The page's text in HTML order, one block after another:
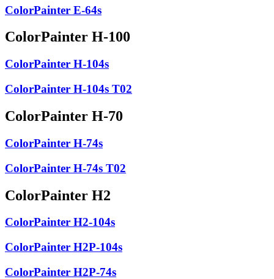
ColorPainter E-64s
ColorPainter H-100
ColorPainter H-104s
ColorPainter H-104s T02
ColorPainter H-70
ColorPainter H-74s
ColorPainter H-74s T02
ColorPainter H2
ColorPainter H2-104s
ColorPainter H2P-104s
ColorPainter H2P-74s